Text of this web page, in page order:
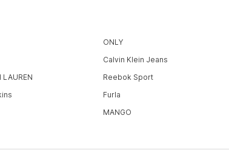
ONLY
Calvin Klein Jeans
LAUREN Reebok Sport
Furla
MANGO